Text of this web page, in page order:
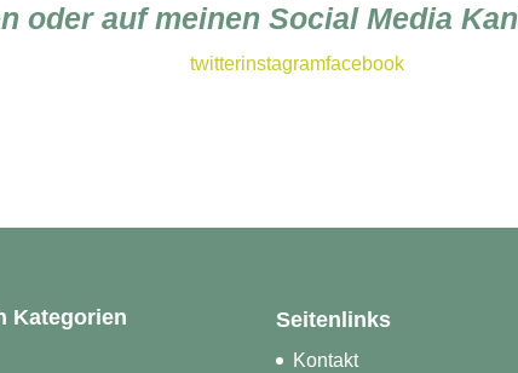
oder auf meinen Social Media
twitterinstagramfacebook
Kategorien Seitenlinks
Kontakt